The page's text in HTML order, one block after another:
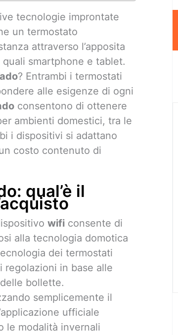
tecnologie improntate
un termostato
attraverso l’apposita
smartphone e tablet.
? Entrambi i termostati
alle esigenze di ogni
consentono di ottenere
ambienti domestici, tra le
i dispositivi si adattano
costo contenuto di
qual’è il
wifi consente di
alla tecnologia domotica
dei termostati
in base alle
bollette.
semplicemente il
ufficiale
le modalità invernali